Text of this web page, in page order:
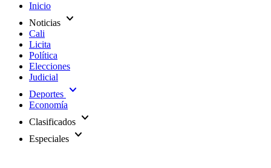
Inicio
Noticias expand_more
Cali
Licita
Política
Elecciones
Judicial
Deportes expand_more
Economía
Clasificados expand_more
Especiales expand_more